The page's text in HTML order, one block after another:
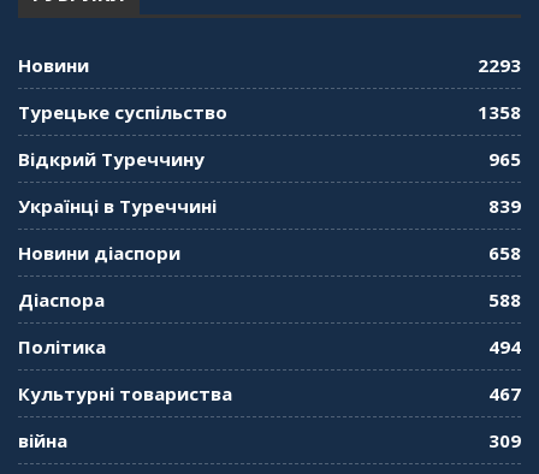
Новини
2293
Турецьке суспільство
1358
Відкрий Туреччину
965
Українці в Туреччині
839
Новини діаспори
658
Діаспора
588
Політика
494
Культурні товариства
467
війна
309